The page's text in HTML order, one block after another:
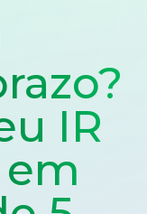
IR
em